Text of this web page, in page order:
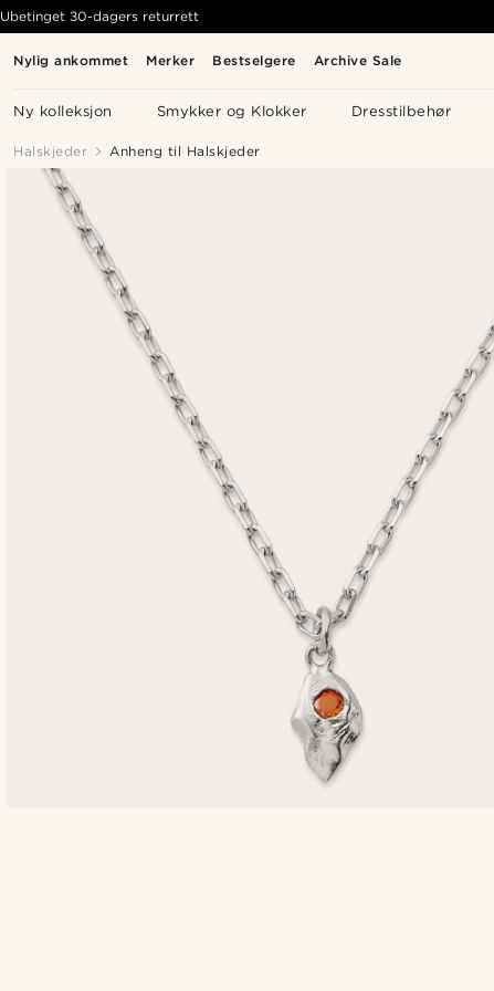
Nylig ankommet Merker Bestselgere Archive Sale
Ny kolleksjon Smykker og Klokker Dresstilbehør
Ubetinget 30-dagers returrett
Halskjeder Anheng til Halskjeder